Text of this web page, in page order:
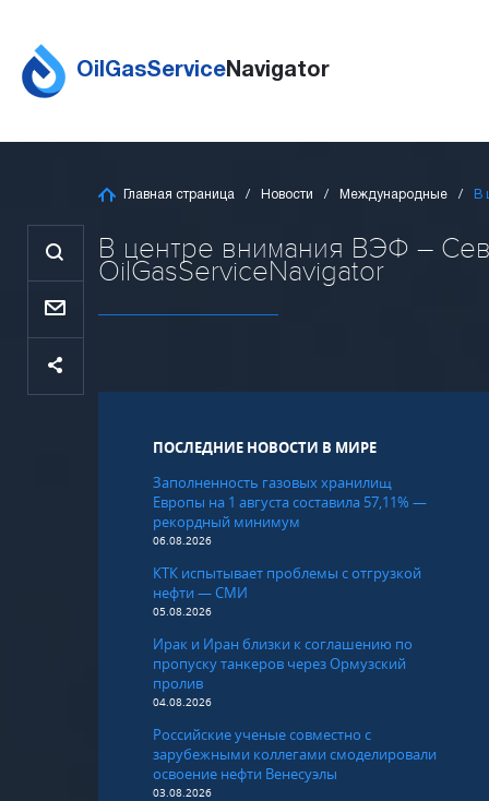
OilGasServiceNavigator
Главная страница Новости Международные В
В центре внимания ВЭФ –
OilGasServiceNavigator
ПОСЛЕДНИЕ НОВОСТИ В МИРЕ
Заполненность газовых хранилищ
Европы на 1 августа составила 57,11% —
рекордный минимум
06.08.2026
КТК испытывает проблемы с отгрузкой
нефти — СМИ
05.08.2026
Ирак и Иран близки к соглашению по
пропуску танкеров через Ормузский
пролив
04.08.2026
Российские ученые совместно с
зарубежными коллегами смоделировали
освоение нефти Венесуэлы
03.08.2026